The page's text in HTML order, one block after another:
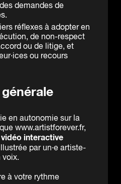
demandes de
réflexes à adopter en
de non-respect
ou de litige, et
ou recours
en autonomie sur la
www.artistforever.fr,
vidéo interactive
par un·e artiste-
voix.
à votre rythme